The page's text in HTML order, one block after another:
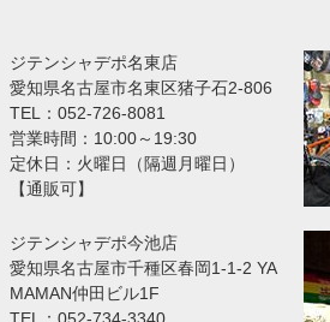
ジテンシャデポ名東店
愛知県名古屋市名東区猪子石2-806
TEL：052-726-8081
営業時間：10:00～19:30
定休日：火曜日（隔週月曜日）
【通販可】
ジテンシャデポ今池店
愛知県名古屋市千種区春岡1-1-2 YA
MAMAN仲田ビル1F